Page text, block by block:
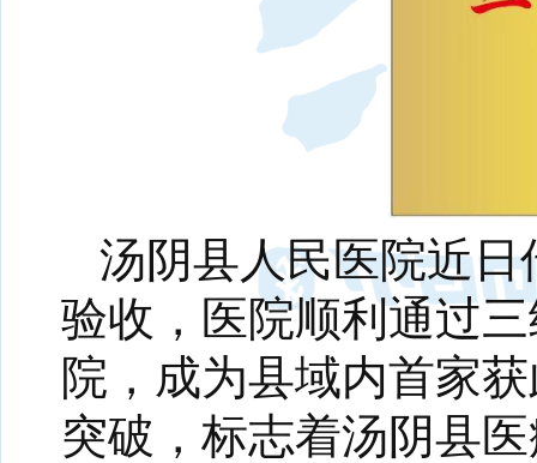
汤阴县人民医院近
验收，医院顺利通过
院，成为县域内首家
突破，标志着汤阴县